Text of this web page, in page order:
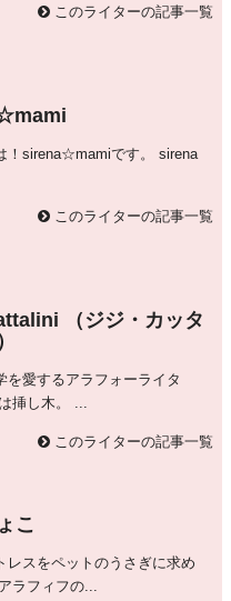
このライターの記事一覧
！sirena☆mamiです。 sirena
このライターの記事一覧
（ジジ・カッタ
を愛するアラフォーライタ
挿し木。 ...
このライターの記事一覧
こ
レスをペットのうさぎに求め
ラフィフの...